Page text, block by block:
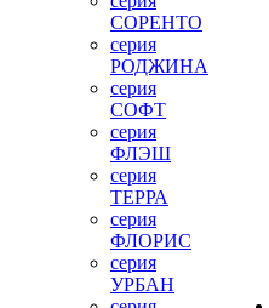
СОРЕНТО
серия
РОДЖИНА
серия
СОФТ
серия
ФЛЭШ
серия
ТЕРРА
серия
ФЛОРИС
серия
УРБАН